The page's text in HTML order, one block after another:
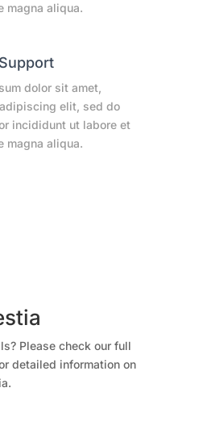
magna aliqua.
Support
dolor sit amet,
elit, sed do
incididunt ut labore et
magna aliqua.
Please check our full
detailed information on